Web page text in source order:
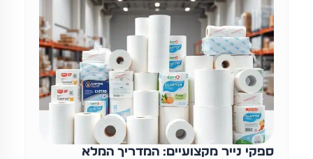
ספקי נייר מקצועיים: המדריך המלא